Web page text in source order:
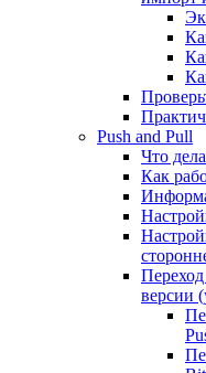
Push and Pull
Что
Как
версии